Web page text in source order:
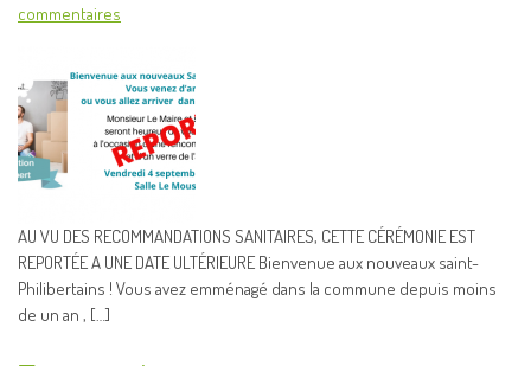
commentaires
AU VU DES RECOMMANDATIONS SANITAIRES, CETTE CÉRÉMONIE EST
REPORTÉE A UNE DATE ULTÉRIEURE Bienvenue aux nouveaux saint-
Philibertains ! Vous avez emménagé dans la commune depuis moins
de un an , […]